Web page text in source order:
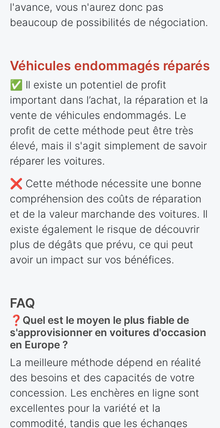
l'avance, vous n'aurez donc pas
beaucoup de possibilités de négociation.
Véhicules endommagés réparés
✅ Il existe un potentiel de profit
important dans l’achat, la réparation et la
vente de véhicules endommagés. Le
profit de cette méthode peut être très
élevé, mais il s'agit simplement de savoir
réparer les voitures.
❌ Cette méthode nécessite une bonne
compréhension des coûts de réparation
et de la valeur marchande des voitures. Il
existe également le risque de découvrir
plus de dégâts que prévu, ce qui peut
avoir un impact sur vos bénéfices.
FAQ
❓Quel est le moyen le plus fiable de
s'approvisionner en voitures d'occasion
en Europe ?
La meilleure méthode dépend en réalité
des besoins et des capacités de votre
concession. Les enchères en ligne sont
excellentes pour la variété et la
commodité, tandis que les échanges